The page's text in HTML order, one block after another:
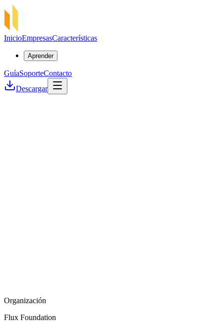
InicioEmpresasCaracterísticas
Aprender
GuíaSoporteContacto
Descargar
Organización
Flux Foundation